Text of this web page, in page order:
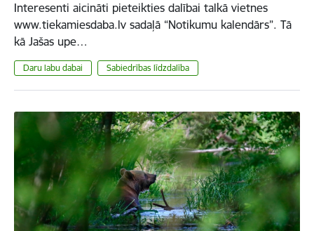
Interesenti aicināti pieteikties dalībai talkā vietnes
www.tiekamiesdaba.lv sadaļā “Notikumu kalendārs”. Tā
kā Jašas upe…
Daru labu dabai Sabiedrības līdzdalība